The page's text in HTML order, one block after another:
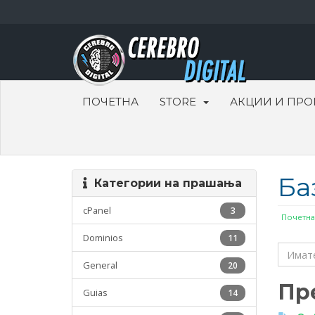
ПОЧЕТНА STORE АКЦИИ И
Почетна
Категории на прашања
3
cPanel
11
Dominios
20
General
14
Guias